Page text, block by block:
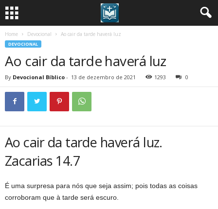
Home Devocional Ao cair da tarde haverá luz
DEVOCIONAL
Ao cair da tarde haverá luz
By Devocional Bíblico - 13 de dezembro de 2021 1293 0
Ao cair da tarde haverá luz.
Zacarias 14.7
É uma surpresa para nós que seja assim; pois todas as coisas
corroboram que à tarde será escuro.